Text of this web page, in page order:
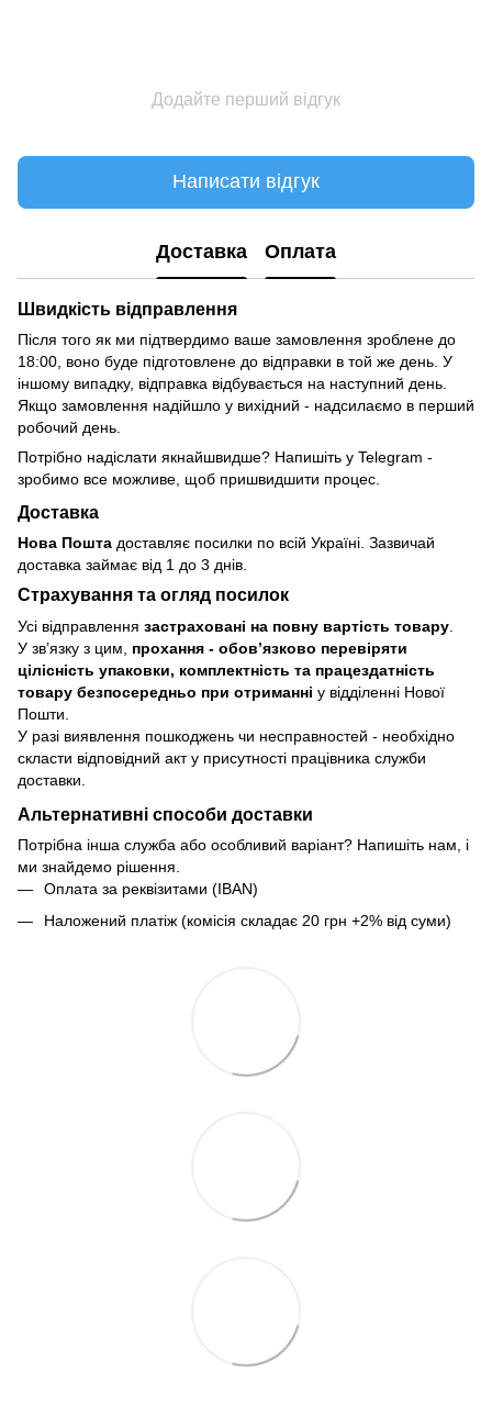
Додайте перший відгук
Написати відгук
Доставка Оплата
Швидкість відправлення
Після того як ми підтвердимо ваше замовлення зроблене до
18:00, воно буде підготовлене до відправки в той же день. У
іншому випадку, відправка відбувається на наступний день.
Якщо замовлення надійшло у вихідний - надсилаємо в перший
робочий день.
Потрібно надіслати якнайшвидше? Напишіть у Telegram -
зробимо все можливе, щоб пришвидшити процес.
Доставка
Нова Пошта доставляє посилки по всій Україні. Зазвичай
доставка займає від 1 до 3 днів.
Страхування та огляд посилок
Усі відправлення застраховані на повну вартість товару.
У зв’язку з цим, прохання - обовʼязково перевіряти
цілісність упаковки, комплектність та працездатність
товару безпосередньо при отриманні у відділенні Нової
Пошти.
У разі виявлення пошкоджень чи несправностей - необхідно
скласти відповідний акт у присутності працівника служби
доставки.
Альтернативні способи доставки
Потрібна інша служба або особливий варіант? Напишіть нам, і
ми знайдемо рішення.
Оплата за реквізитами (IBAN)
Наложений платіж (комісія складає 20 грн +2% від суми)